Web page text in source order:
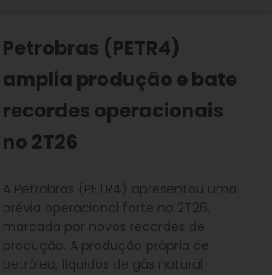
Petrobras (PETR4)
amplia produção e bate
recordes operacionais
no 2T26
A Petrobras (PETR4) apresentou uma
prévia operacional forte no 2T26,
marcada por novos recordes de
produção. A produção própria de
petróleo, líquidos de gás natural